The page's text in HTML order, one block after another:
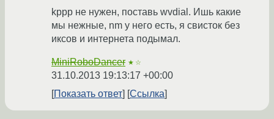
kppp не нужен, поставь wvdial. Ишь какие
мы нежные, nm у него есть, я свисток без
иксов и интернета подымал.
MiniRoboDancer ★☆
31.10.2013 19:13:17 +00:00
Показать ответ
Ссылка